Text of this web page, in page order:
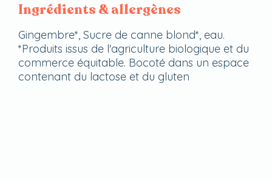
Ingrédients & allergènes
Gingembre*, Sucre de canne blond*, eau.
*Produits issus de l'agriculture biologique et du
commerce équitable. Bocoté dans un espace
contenant du lactose et du gluten